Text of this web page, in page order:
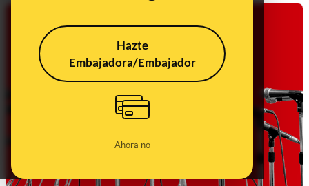
Hazte
Embajadora/Embajador
Ahora no